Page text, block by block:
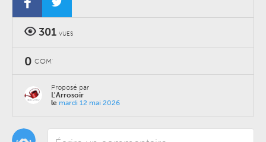
301 VUES
0 COM'
Proposé par
L'Arrosoir
le mardi 12 mai 2026